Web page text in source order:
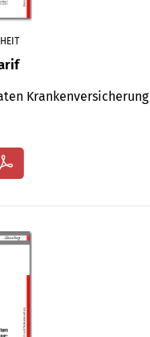
Kran­ken­ver­siche­rung